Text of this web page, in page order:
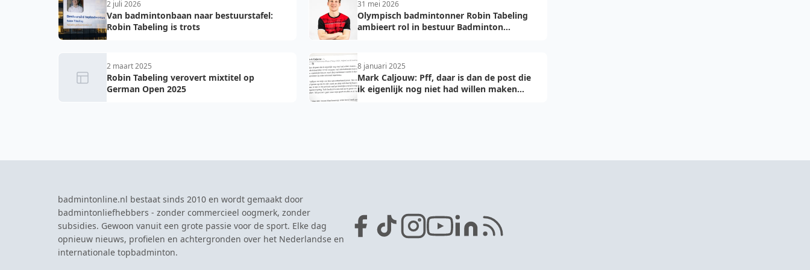
2 juli 2026
Van badmintonbaan naar bestuurstafel:
Robin Tabeling is trots
31 mei 2026
Olympisch badmintonner Robin Tabeling
ambieert rol in bestuur Badminton
2 maart 2025
Robin Tabeling verovert mixtitel op
German Open 2025
8 januari 2025
Mark Caljouw: Pff, daar is dan de post die
ik eigenlijk nog niet had willen maken...
badmintonline.nl bestaat sinds 2010 en wordt gemaakt door
badmintonliefhebbers - zonder commercieel oogmerk, zonder
subsidies. Gewoon vanuit een grote passie voor de sport. Elke dag
opnieuw nieuws, profielen en achtergronden over het Nederlandse en
internationale topbadminton.